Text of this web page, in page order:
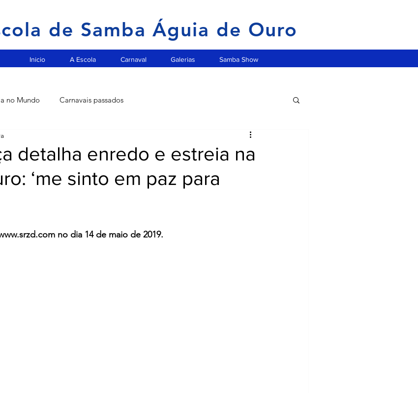
de Samba Águia de Ouro
Inicio A Escola Carnaval Galerias Samba Show
no Mundo Carnavais passados
detalha enredo e estreia na
‘me sinto em paz para
no dia 14 de maio de 2019.